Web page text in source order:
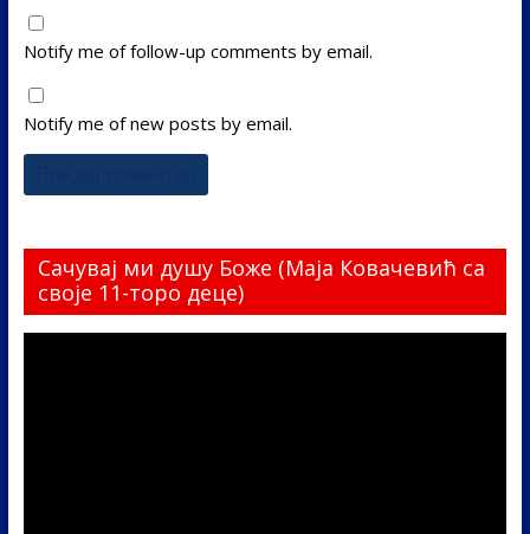
Notify me of follow-up comments by email.
Notify me of new posts by email.
Сачувај ми душу Боже (Маја Ковачевић са
своје 11-торо деце)